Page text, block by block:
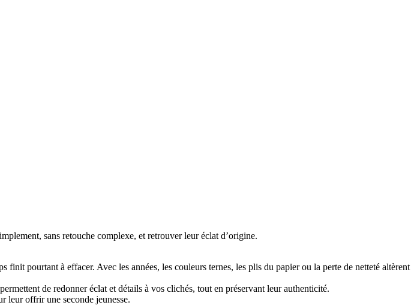
sans retouche complexe, et retrouver leur éclat d’origine.
pourtant à effacer. Avec les années, les couleurs ternes, les plis du papier ou la perte de netteté altèrent
de redonner éclat et détails à vos clichés, tout en préservant leur authenticité.
leur offrir une seconde jeunesse.